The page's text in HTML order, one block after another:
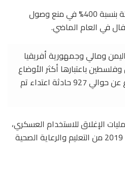
كشف التقرير عن قفزة مفاجئة بنسبة 400% في منع وصول
في العام الماضي.
ومالي وجمهورية أفريقيا
باعتبارها أكثر الأوضاع
إثارة للقلق، حيث تم الإبلاغ عن حوالي 927 حادثة اعتداء تم
الإغلاق للاستخدام العسكري،
حُرم ملايين الأطفال خلال عام 2019 من التعليم والرعاية الصحية